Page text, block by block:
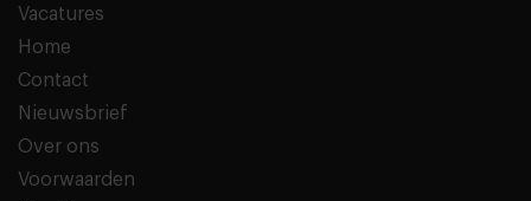
Vacatures
Home
Contact
Nieuwsbrief
Over ons
Voorwaarden